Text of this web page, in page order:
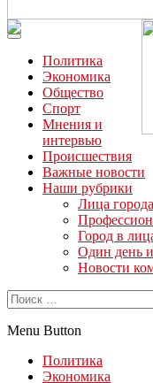
Читайте последние
“ЗаНовомосковск”
Политика
Экономика
Общество
Спорт
Мнения и
интервью
Происшествия
Важные новости
Наши рубрики
Лица города
Город в
Один день
Новости
Menu Button
Политика
Экономика